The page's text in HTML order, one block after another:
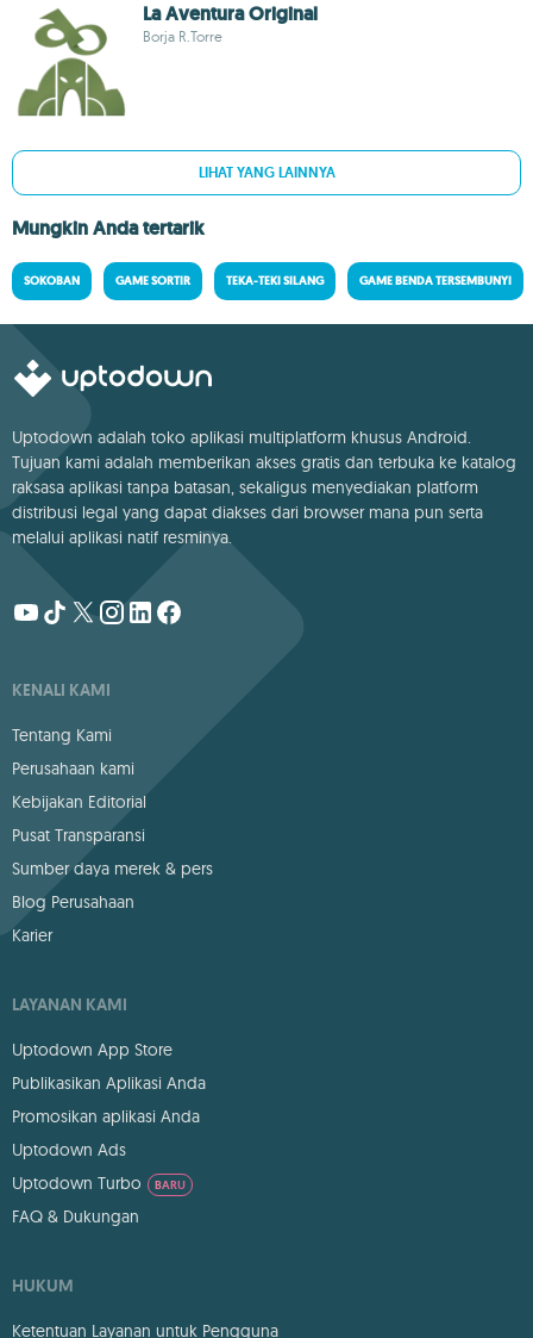
La Aventura Original
Borja R.Torre
LIHAT YANG LAINNYA
Mungkin Anda tertarik
SOKOBAN GAME SORTIR TEKA-TEKI SILANG GAME BENDA TERSEMBUNYI
Uptodown adalah toko aplikasi multiplatform khusus Android.
Tujuan kami adalah memberikan akses gratis dan terbuka ke katalog
raksasa aplikasi tanpa batasan, sekaligus menyediakan platform
distribusi legal yang dapat diakses dari browser mana pun serta
melalui aplikasi natif resminya.
KENALI KAMI
Tentang Kami
Perusahaan kami
Kebijakan Editorial
Pusat Transparansi
Sumber daya merek & pers
Blog Perusahaan
Karier
LAYANAN KAMI
Uptodown App Store
Publikasikan Aplikasi Anda
Promosikan aplikasi Anda
Uptodown Ads
Uptodown Turbo
BARU
FAQ & Dukungan
HUKUM
Ketentuan Layanan untuk Pengguna